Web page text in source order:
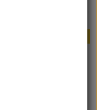
😎